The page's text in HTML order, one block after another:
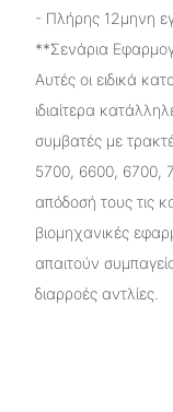
- Πλήρης 12μηνη
**Σενάρια
Αυτές οι ειδικά
ιδιαίτερα
συμβατές με
5700, 6600, 6700,
απόδοσή τους τις
βιομηχανικές
απαιτούν
διαρροές αντλίες.